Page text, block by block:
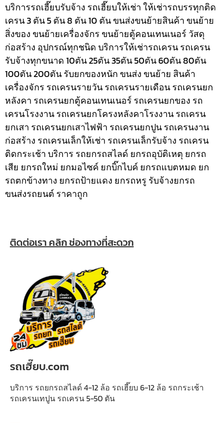
บริการรถเฮี๊ยบรับจ้าง รถเฮี๊ยบให้เช่า ให้เช่ารถบรรทุกติด
เครน 3 ตัน 5 ตัน 8 ตัน 10 ตัน ขนส่งขนย้ายสินค้า ขนย้าย
สิ่งของ ขนย้ายเครื่องจักร ขนย้ายตู้คอนเทนเนอร์ วัสดุ
ก่อสร้าง อุปกรณ์ทุกชนิดบริการให้เช่ารถเครน รถเครน
รับจ้างทุกขนาด 10ตัน 25ตัน 35ตัน 50ตัน 60ตัน 80ตัน
100ตัน 200ตัน รับยกของหนัก ขนส่ง ขนย้าย สินค้า
เครื่องจักร รถเครนรายวัน รถเครนรายเดือน รถเครนยก
หลังคา รถเครนยกตู้คอนเทนเนอร์ รถเครนยกของ รถ
เครนโรงงาน รถเครนยกโครงหลังคาโรงงาน รถเครน
ยกเสา รถเครนยกเสาไฟฟ้า รถเครนยกปูน รถเครนงาน
ก่อสร้าง รถเครนเล็กให้เช่า รถเครนเล็กรับจ้าง รถเครน
ติดกระเช้าบริการ รถยกรถสไลด์ ยกรถอุบัติเหตุ ยกรถ
เสีย ยกรถใหม่ ยกมอไซค์ ยกบิ๊กไบค์ ยกรถแบตหมด ยก
รถตกข้างทาง ยกรถป้ายแดง ยกรถหรู รับจ้างยกรถ
ขนส่งรถยนต์ ราคาถูก
ติดต่อเรา คลิก ช่องทางที่สะดวก
รถเฮี๊ยบ.com
บริการ รถยกรถสไลด์ 4-12 ล้อ รถเฮี๊ยบ 6-12 ล้อ รถกระเช้า
รถเครนเทปูน รถเครน 5-50 ตัน